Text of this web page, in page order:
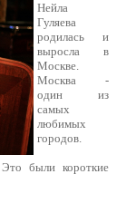
Нейла
Гуляева
родилась и
выросла в
Москве.
Москва -
один из
самых
любимых
городов.
были короткие